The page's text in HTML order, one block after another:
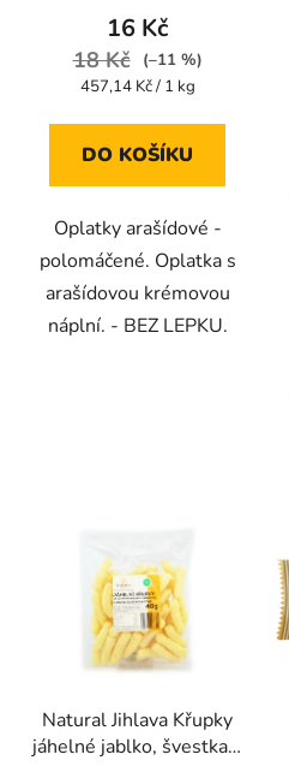
produktu
je
5,0
5
16 Kč
18 Kč
(–11 %)
Měrná
457,14 Kč / 1 kg
DO KOŠÍKU
Oplatky arašídové -
polomáčené. Oplatka s
arašídovou krémovou
náplní. - BEZ LEPKU.
Natural Jihlava Křupky
jáhelné jablko, švestka a